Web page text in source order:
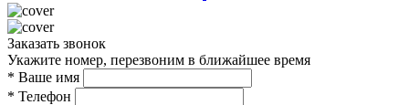
Заказать звонок
Укажите номер, перезвоним в ближайшее время
* Ваше имя
* Телефон